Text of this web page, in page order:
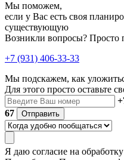
Мы поможем,
если у Вас есть своя
существующую
Возникли вопросы? Просто
+7 (931) 406-33-33
Мы подскажем, как
Для этого просто оставьте
67
Отправить
Я даю согласие на